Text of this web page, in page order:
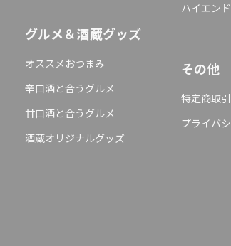
グルメ＆酒蔵グッズ
オススメおつまみ
辛口酒と合うグルメ
甘口酒と合うグルメ
酒蔵オリジナルグッズ
ハイエン
その他
特定商取
プライバ